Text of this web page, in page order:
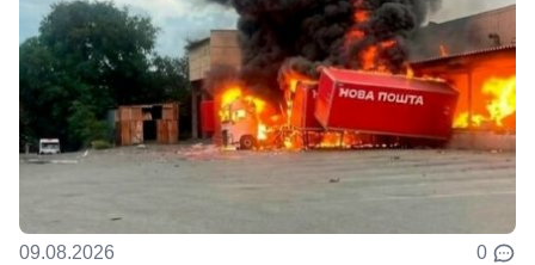
09.08.2026 0